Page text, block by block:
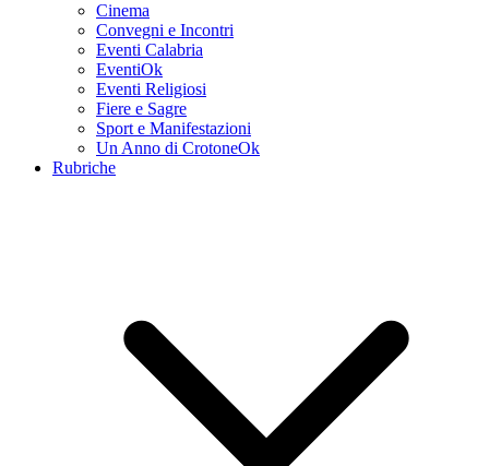
Cinema
Convegni e Incontri
Eventi Calabria
EventiOk
Eventi Religiosi
Fiere e Sagre
Sport e Manifestazioni
Un Anno di CrotoneOk
Rubriche